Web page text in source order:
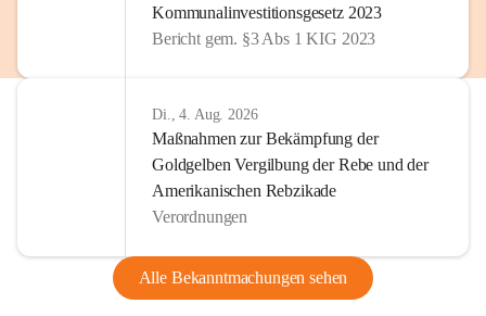
Kommunalinvestitionsgesetz 2023
Bericht gem. §3 Abs 1 KIG 2023
Di., 4. Aug. 2026
Maßnahmen zur Bekämpfung der
Goldgelben Vergilbung der Rebe und der
Amerikanischen Rebzikade
Verordnungen
Alle Bekanntmachungen sehen